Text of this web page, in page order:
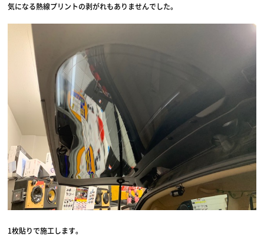
気になる熱線プリントの剥がれもありませんでした。
1枚貼りで施工します。